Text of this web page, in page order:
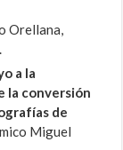
Orellana,
a la
la conversión
de
Miguel